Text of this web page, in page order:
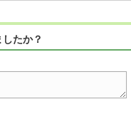
たか？